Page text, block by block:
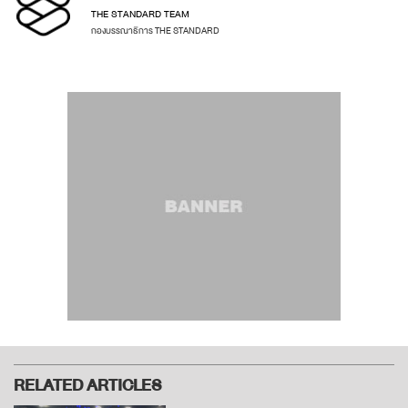
THE STANDARD TEAM
กองบรรณาธิการ THE STANDARD
RELATED ARTICLES